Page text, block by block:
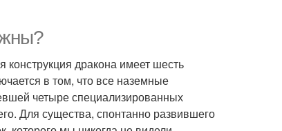
дракона имеет шесть
в том, что все наземные
четыре специализированных
Для существа, спонтанно развившего